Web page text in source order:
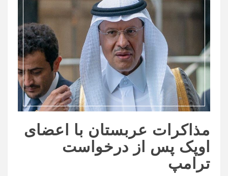
مذاکرات عربستان با اعضای
اوپک پس از درخواست
ترامپ